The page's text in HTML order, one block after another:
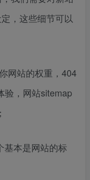
，这些细节可以
网站的权重，404
验，网站sitemap
基本是网站的标